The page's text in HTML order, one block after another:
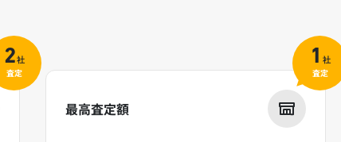
2社
査定
最高査定額
1 社
査定